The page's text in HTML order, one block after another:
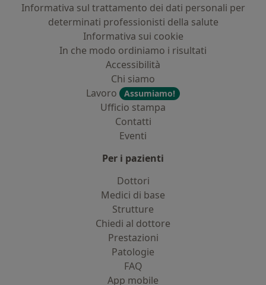
Informativa sul trattamento dei dati personali per
determinati professionisti della salute
Informativa sui cookie
In che modo ordiniamo i risultati
Accessibilità
Chi siamo
Lavoro
Assumiamo!
Ufficio stampa
Contatti
Eventi
Per i pazienti
Dottori
Medici di base
Strutture
Chiedi al dottore
Prestazioni
Patologie
FAQ
App mobile